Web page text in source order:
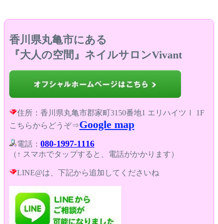
香川県丸亀市にある
『大人の空間』ネイルサロンVivant
住所：香川県丸亀市郡家町3150番地1 エリハイツⅠ 1F
こちらからどうぞ⇒Google map
電話： 080-1997-1116
（↑ スマホでタップすると、電話がかかります）
LINE@は、下記から追加してくださいね